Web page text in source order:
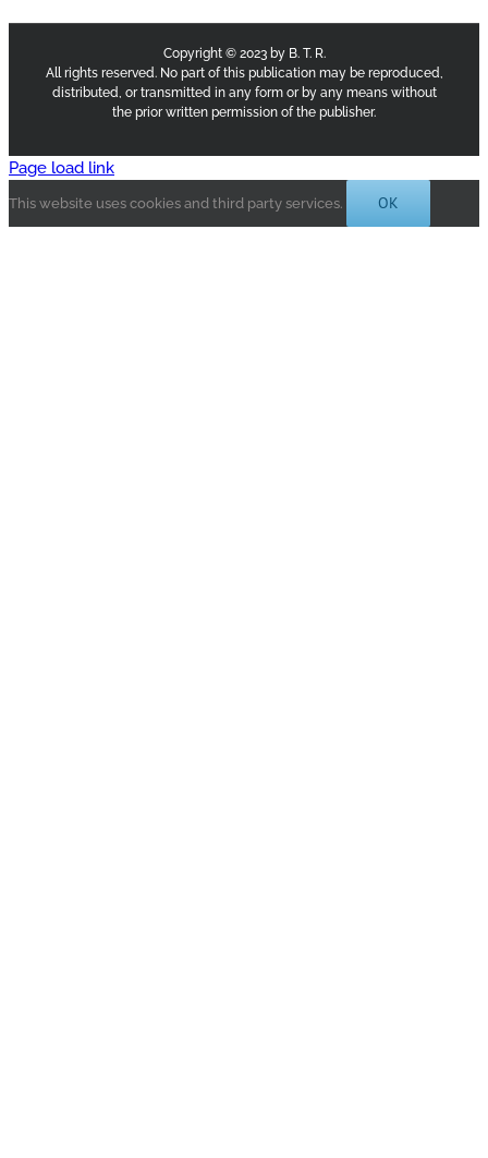
Copyright © 2023 by B. T. R.
All rights reserved. No part of this publication may be reproduced,
distributed, or transmitted in any form or by any means without
the prior written permission of the publisher.
Page load link
This website uses cookies and third party services. OK